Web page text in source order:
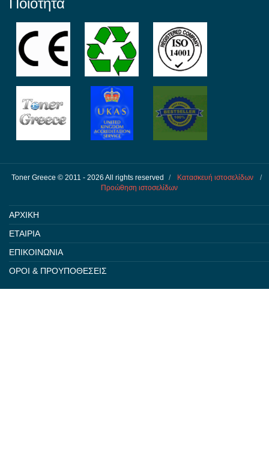
Ποιότητα
Toner Greece © 2011 - 2026 All rights reserved / Κατασκευή ιστοσελίδων
/
Προώθηση ιστοσελίδων
ΑΡΧΙΚΗ
ΕΤΑΙΡΙΑ
ΕΠΙΚΟΙΝΩΝΙΑ
ΟΡΟΙ & ΠΡΟΥΠΟΘΕΣΕΙΣ